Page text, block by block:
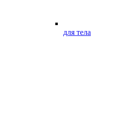
для тела